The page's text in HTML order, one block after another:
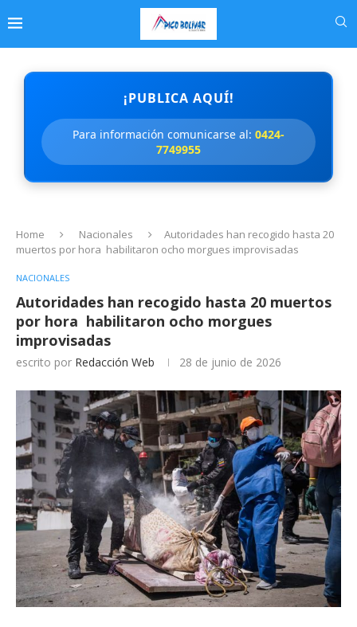
¡PUBLICA AQUÍ!
Para información comunicarse al: 0424-
7749955
Home Nacionales
Autoridades han recogido hasta 20
muertos por hora habilitaron ocho morgues improvisadas
NACIONALES
Autoridades han recogido hasta 20 muertos
por hora habilitaron ocho morgues
improvisadas
escrito por Redacción Web 28 de junio de 2026